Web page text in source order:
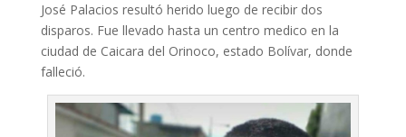
José Palacios resultó herido luego de recibir dos
disparos. Fue llevado hasta un centro medico en la
ciudad de Caicara del Orinoco, estado Bolívar, donde
falleció.